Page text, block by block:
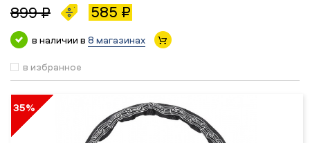
899 ₽ 585 ₽
в наличии в 8 магазинах
в избранное
35%